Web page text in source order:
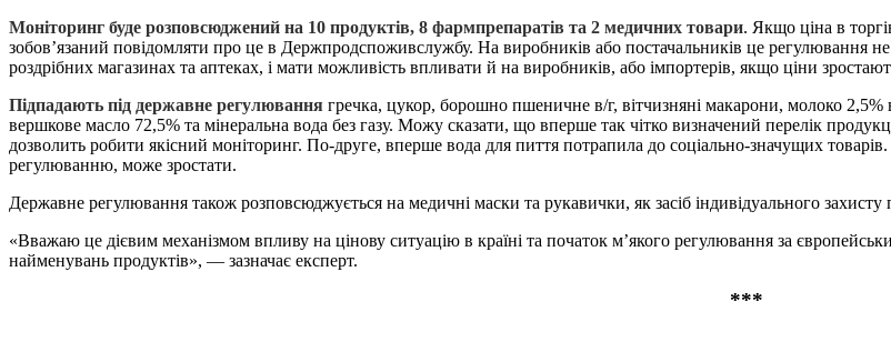
Моніторинг буде розповсюджений на 10 продуктів, 8 фармпрепаратів та 2 медичних товари. Якщо ціна в
зобов’язаний повідомляти про це в Держпродспоживслужбу. На виробників або постачальників це регулювання
роздрібних магазинах та аптеках, і мати можливість впливати й на виробників, або імпортерів, якщо ціни
Підпадають під державне регулювання гречка, цукор, борошно пшеничне в/г, вітчизняні макарони, молоко 2,5%
вершкове масло 72,5% та мінеральна вода без газу. Можу сказати, що вперше так чітко визначений перелік
дозволить робити якісний моніторинг. По-друге, вперше вода для пиття потрапила до соціально-значущих
регулюванню, може зростати.
Державне регулювання також розповсюджується на медичні маски та рукавички, як засіб індивідуального захисту
«Вважаю це дієвим механізмом впливу на цінову ситуацію в країні та початок м’якого регулювання за
найменувань продуктів», — зазначає експерт.
***